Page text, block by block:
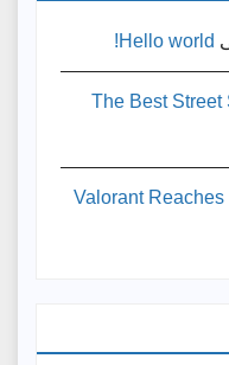
Hello world!
The Best Street
Valorant